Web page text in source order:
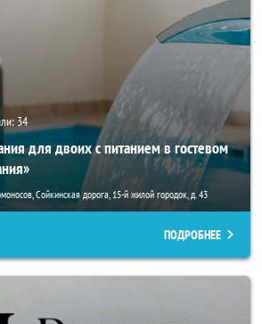
34
для двоих с питанием в гостевом
Сойкинская дорога, 15-й жилой городок, д. 43
ПОДРОБНЕЕ